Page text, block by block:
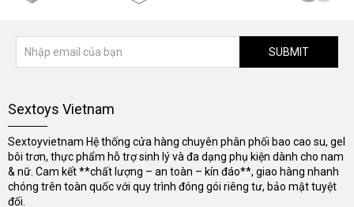
SUBMIT
Sextoys Vietnam
Sextoyvietnam Hệ thống cửa hàng chuyên phân phối bao cao su, gel
bôi trơn, thực phẩm hỗ trợ sinh lý và đa dạng phụ kiện dành cho nam
& nữ. Cam kết **chất lượng – an toàn – kín đáo**, giao hàng nhanh
chóng trên toàn quốc với quy trình đóng gói riêng tư, bảo mật tuyệt
đối.